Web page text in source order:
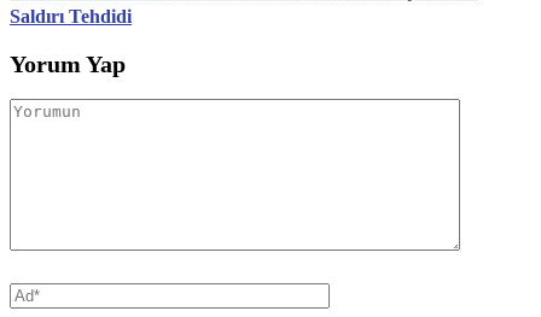
Saldırı Tehdidi
Yorum Yap